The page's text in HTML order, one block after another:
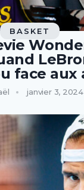
BASKET
face aux
janvier 3, 2024